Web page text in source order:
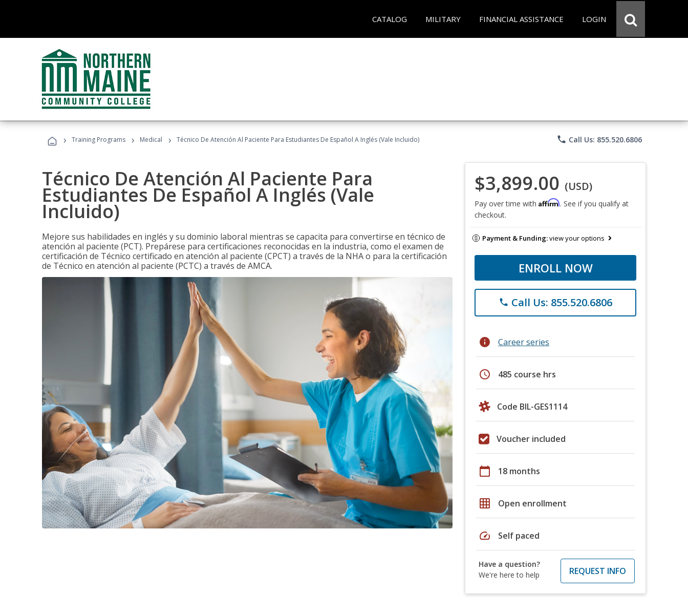
CATALOG MILITARY FINANCIAL ASSISTANCE LOGIN
› Training Programs › Medical › Técnico De Atención Al Paciente Para Estudiantes De Español A Inglés (Vale Incluido) phone Call Us: 855.520.6806
Técnico De Atención Al Paciente Para
Estudiantes De Español A Inglés (Vale
Incluido)
Mejore sus habilidades en inglés y su dominio laboral mientras se capacita para convertirse en técnico de
atención al paciente (PCT). Prepárese para certificaciones reconocidas en la industria, como el examen de
certificación de Técnico certificado en atención al paciente (CPCT) a través de la NHA o para la certificación
de Técnico en atención al paciente (PCTC) a través de AMCA.
$3,899.00 (USD)
Pay over time with Affirm. See if you qualify at
checkout.
Payment & Funding:view your options
ENROLL NOW
phone Call Us: 855.520.6806
info Career series
schedule 485 course hrs
Code BIL-GES1114
Voucher included
calendar_today 18 months
grid_on Open enrollment
speed Self paced
Have a question?
We're here to help
REQUEST INFO